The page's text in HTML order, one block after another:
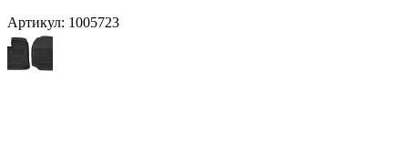
Артикул: 1005723